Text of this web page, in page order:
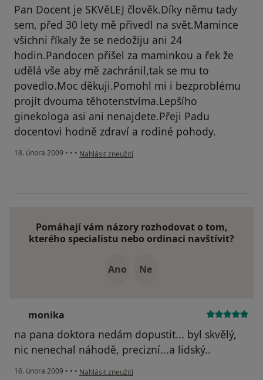
Pan Docent je SKVěLEJ člověk.Díky němu tady
sem, před 30 lety mě přivedl na svět.Mamince
všichni říkaly že se nedožiju ani 24
hodin.Pandocen přišel za maminkou a řek že
udělá vše aby mě zachránil,tak se mu to
povedlo.Moc děkuji.Pomohl mi i bezproblému
projít dvouma těhotenstvíma.Lepšího
ginekologa asi ani nenajdete.Přeji Padu
docentovi hodně zdraví a rodiné pohody.
18. února 2009 • • • podle názoru uživatele M.Z.H
Nahlásit zneužití
Pomáhají vám názory rozhodovat o tom,
kterého specialistu nebo ordinaci navštívit?
Ano Ne
monika
na pana doktora nedám dopustit... byl skvělý,
nic nenechal náhodě, precizní...a lidský..
16. února 2009 • • • podle názoru uživatele monika
Nahlásit zneužití